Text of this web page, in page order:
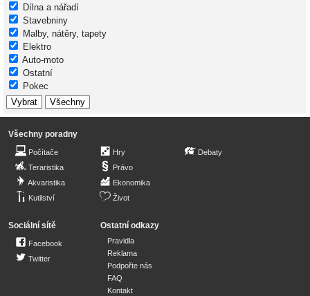
Dílna a nářadí
Stavebniny
Malby, nátěry, tapety
Elektro
Auto-moto
Ostatní
Pokec
Všechny poradny
Počítače
Teraristika
Akvaristika
Kutilství
Hry
Právo
Ekonomika
Život
Debaty
Sociální sítě
Facebook
Twitter
Ostatní odkazy
Pravidla
Reklama
Podpořte nás
FAQ
Kontakt